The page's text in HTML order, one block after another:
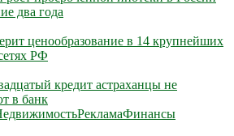
два года
ценообразование в 14 крупнейших
РФ
кредит астраханцы не
в банк
РекламаФинансы